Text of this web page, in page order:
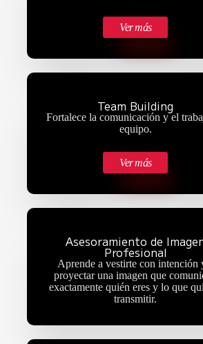
Ver más
Team Building
Fortalece la comunicación y el
equipo.
Ver más
Asesoramiento de
Profesional
Aprende a vestirte con intención
proyectar una imagen que
exactamente quién eres y lo que
transmitir.